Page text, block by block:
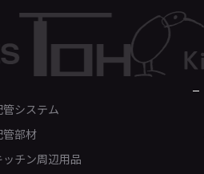
管システム
管部材
ッチン周辺用品